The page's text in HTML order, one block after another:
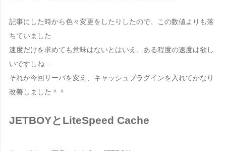
記事にした時から色々変更をしたりしたので、この数値よりも落
ちていました
速度だけを求めても意味はないとはいえ、ある程度の速度は欲し
いですしね…
それが今回サーバを変え、キャッシュプラグインを入れてかなり
改善しました＾＾
JETBOYとLiteSpeed Cache